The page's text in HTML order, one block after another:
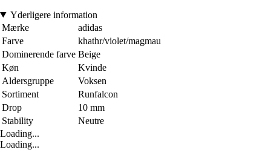
Yderligere information
Mærke
adidas
Farve
khathr/violet/magmau
Dominerende farve Beige
Køn
Kvinde
Aldersgruppe
Voksen
Sortiment
Runfalcon
Drop
10 mm
Stability
Neutre
Loading...
Loading...